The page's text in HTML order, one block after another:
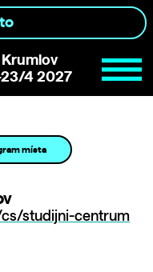
4 2027
místa
studijni-centrum